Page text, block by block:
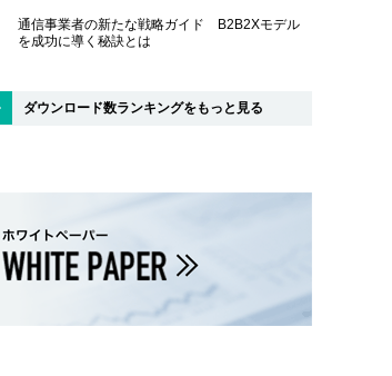
通信事業者の新たな戦略ガイド B2B2Xモデル
を成功に導く秘訣とは
ダウンロード数ランキングをもっと見る